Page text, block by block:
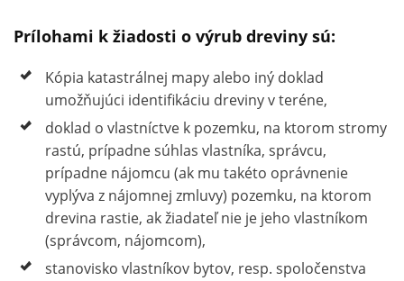
Prílohami k žiadosti o výrub dreviny sú:
Kópia katastrálnej mapy alebo iný doklad
umožňujúci identifikáciu dreviny v teréne,
doklad o vlastníctve k pozemku, na ktorom stromy
rastú, prípadne súhlas vlastníka, správcu,
prípadne nájomcu (ak mu takéto oprávnenie
vyplýva z nájomnej zmluvy) pozemku, na ktorom
drevina rastie, ak žiadateľ nie je jeho vlastníkom
(správcom, nájomcom),
stanovisko vlastníkov bytov, resp. spoločenstva